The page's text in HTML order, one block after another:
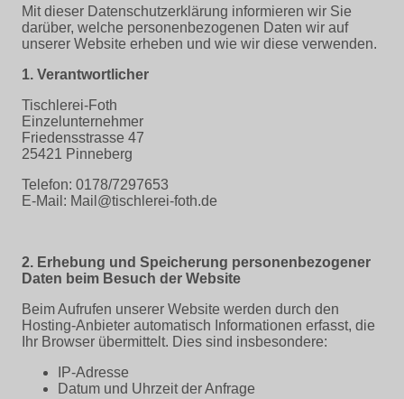
Mit dieser Datenschutzerklärung informieren wir Sie
darüber, welche personenbezogenen Daten wir auf
unserer Website erheben und wie wir diese verwenden.
1. Verantwortlicher
Tischlerei-Foth
Einzelunternehmer
Friedensstrasse 47
25421 Pinneberg
Telefon: 0178/7297653
E-Mail: Mail@tischlerei-foth.de
2. Erhebung und Speicherung personenbezogener
Daten beim Besuch der Website
Beim Aufrufen unserer Website werden durch den
Hosting-Anbieter automatisch Informationen erfasst, die
Ihr Browser übermittelt. Dies sind insbesondere:
IP-Adresse
Datum und Uhrzeit der Anfrage